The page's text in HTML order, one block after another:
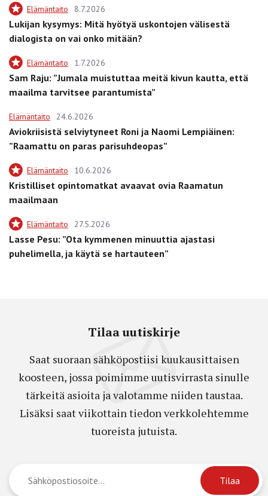
Elämäntaito 8.7.2026
Lukijan kysymys: Mitä hyötyä uskontojen välisestä
dialogista on vai onko mitään?
Elämäntaito 1.7.2026
Sam Raju: ”Jumala muistuttaa meitä kivun kautta, että
maailma tarvitsee parantumista”
Elämäntaito 24.6.2026
Aviokriisistä selviytyneet Roni ja Naomi Lempiäinen:
”Raamattu on paras parisuhdeopas”
Elämäntaito 10.6.2026
Kristilliset opintomatkat avaavat ovia Raamatun
maailmaan
Elämäntaito 27.5.2026
Lasse Pesu: ”Ota kymmenen minuuttia ajastasi
puhelimella, ja käytä se hartauteen”
Tilaa uutiskirje
Saat suoraan sähköpostiisi kuukausittaisen
koosteen, jossa poimimme uutisvirrasta sinulle
tärkeitä asioita ja valotamme niiden taustaa.
Lisäksi saat viikottain tiedon verkkolehtemme
tuoreista jutuista.